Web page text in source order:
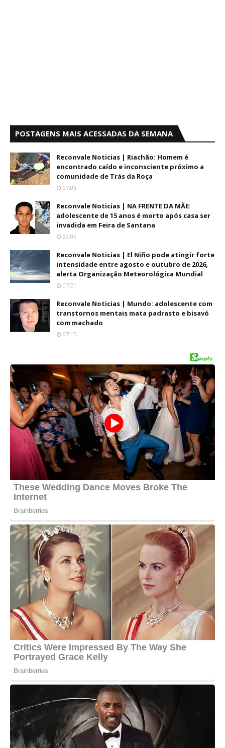
POSTAGENS MAIS ACESSADAS DA SEMANA
Reconvale Noticias | Riachão: Homem é
encontrado caído e inconsciente próximo a
comunidade de Trás da Roça
07:06
Reconvale Noticias | NA FRENTE DA MÃE:
adolescente de 15 anos é morto após casa ser
invadida em Feira de Santana
20:05
Reconvale Noticias | El Niño pode atingir forte
intensidade entre agosto e outubro de 2026,
alerta Organização Meteorológica Mundial
07:21
Reconvale Noticias | Mundo: adolescente com
transtornos mentais mata padrasto e bisavó
com machado
07:15